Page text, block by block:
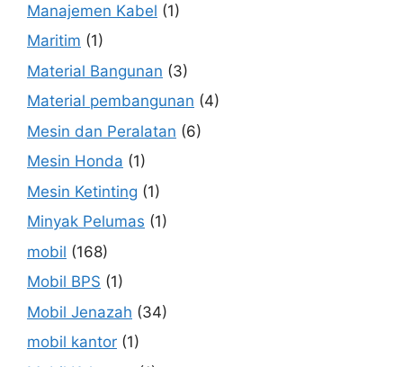
Manajemen Kabel (1)
Maritim (1)
Material Bangunan (3)
Material pembangunan (4)
Mesin dan Peralatan (6)
Mesin Honda (1)
Mesin Ketinting (1)
Minyak Pelumas (1)
mobil (168)
Mobil BPS (1)
Mobil Jenazah (34)
mobil kantor (1)